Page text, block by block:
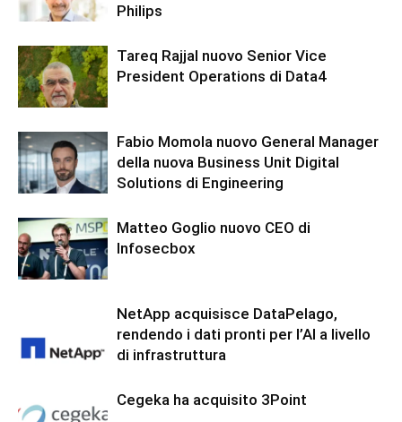
Philips
Tareq Rajjal nuovo Senior Vice
President Operations di Data4
Fabio Momola nuovo General Manager
della nuova Business Unit Digital
Solutions di Engineering
Matteo Goglio nuovo CEO di
Infosecbox
NetApp acquisisce DataPelago,
rendendo i dati pronti per l’AI a livello
di infrastruttura
Cegeka ha acquisito 3Point